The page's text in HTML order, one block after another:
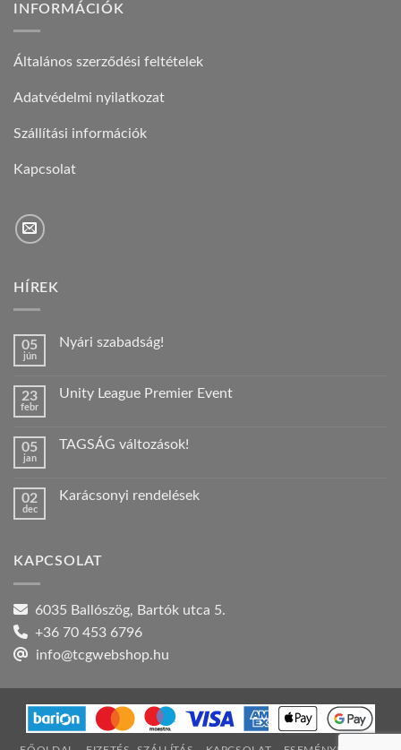
INFORMÁCIÓK
Általános szerződési feltételek
Adatvédelmi nyilatkozat
Szállítási információk
Kapcsolat
HÍREK
05
jún
Nyári szabadság!
Nyári
23
febr
Unity League Premier Event
Unity
bejegyzéshez
05
jan
TAGSÁG változások!
TAGSÁG
02
dec
Karácsonyi rendelések
rendelések
KAPCSOLAT
6035 Ballószög, Bartók utca 5.
+36 70 453 6796
info@tcgwebshop.hu